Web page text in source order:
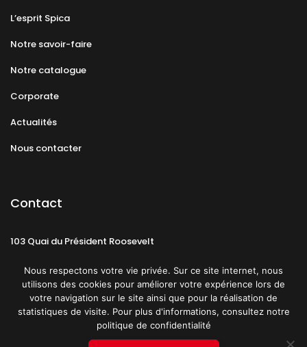
L’esprit Spica
Notre savoir-faire
Notre catalogue
Corporate
Actualités
Nous contacter
Contact
103 Quai du Président Roosevelt
CGU Politique de confidentialité
Nous respectons votre vie privée. Sur ce site internet, nous
utilisons des cookies pour améliorer votre expérience lors de
votre navigation sur le site ainsi que pour la réalisation de
statistiques de visite. Pour plus d'informations, consultez notre
politique de confidentialité